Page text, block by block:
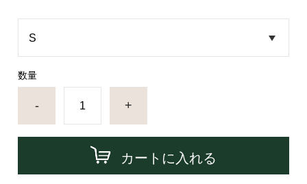
数量
- +
カートに入れる